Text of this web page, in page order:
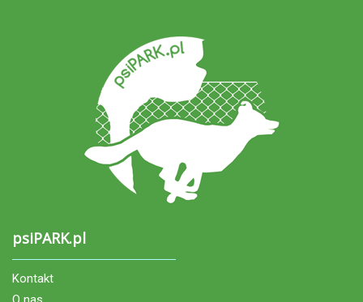
psiPARK.pl
Kontakt